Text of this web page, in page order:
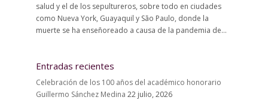
salud y el de los sepultureros, sobre todo en ciudades
como Nueva York, Guayaquil y São Paulo, donde la
muerte se ha enseñoreado a causa de la pandemia de...
Entradas recientes
Celebración de los 100 años del académico honorario
Guillermo Sánchez Medina 22 julio, 2026